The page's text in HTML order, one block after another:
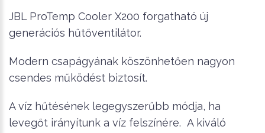
JBL ProTemp Cooler X200 forgatható új
generációs hűtőventilátor.
Modern csapágyának köszönhetően nagyon
csendes működést biztosít.
A víz hűtésének legegyszerűbb módja, ha
levegőt irányítunk a víz felszínére. A kiváló